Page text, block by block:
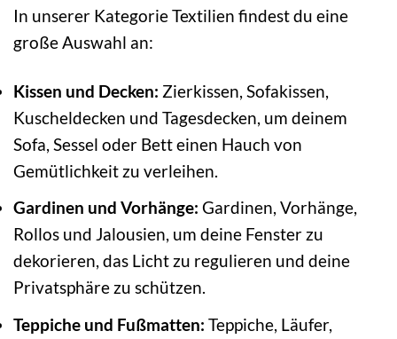
In unserer Kategorie Textilien findest du eine
große Auswahl an:
Kissen und Decken: Zierkissen, Sofakissen,
Kuscheldecken und Tagesdecken, um deinem
Sofa, Sessel oder Bett einen Hauch von
Gemütlichkeit zu verleihen.
Gardinen und Vorhänge: Gardinen, Vorhänge,
Rollos und Jalousien, um deine Fenster zu
dekorieren, das Licht zu regulieren und deine
Privatsphäre zu schützen.
Teppiche und Fußmatten: Teppiche, Läufer,